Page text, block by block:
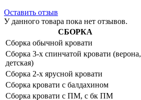
Оставить отзыв
У данного товара пока нет отзывов.
СБОРКА
Сборка обычной кровати
Сборка 3-х спинчатой кровати (верона,
детская)
Сборка 2-х ярусной кровати
Сборка кровати с балдахином
Сборка кровати с ПМ, с бк ПМ